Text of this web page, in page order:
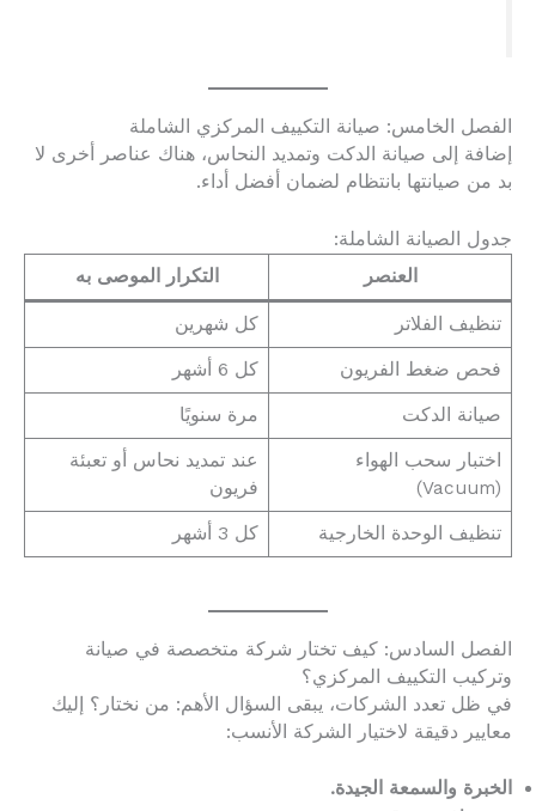
الفصل الخامس: صيانة التكييف المركزي الشاملة
إضافة إلى صيانة الدكت وتمديد النحاس، هناك عناصر أخرى لا
بد من صيانتها بانتظام لضمان أفضل أداء.
جدول الصيانة الشاملة:
العنصر
التكرار الموصى به
تنظيف الفلاتر كل شهرين
فحص ضغط الفريون كل 6 أشهر
صيانة الدكت مرة سنويًا
اختبار سحب الهواء
(Vacuum)
عند تمديد نحاس أو تعبئة
فريون
تنظيف الوحدة الخارجية كل 3 أشهر
الفصل السادس: كيف تختار شركة متخصصة في صيانة
وتركيب التكييف المركزي؟
في ظل تعدد الشركات، يبقى السؤال الأهم: من نختار؟ إليك
معايير دقيقة لاختيار الشركة الأنسب:
الخبرة والسمعة الجيدة.